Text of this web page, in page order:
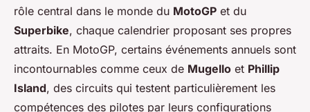
rôle central dans le monde du MotoGP et du
Superbike, chaque calendrier proposant ses propres
attraits. En MotoGP, certains événements annuels sont
incontournables comme ceux de Mugello et Phillip
Island, des circuits qui testent particulièrement les
compétences des pilotes par leurs configurations